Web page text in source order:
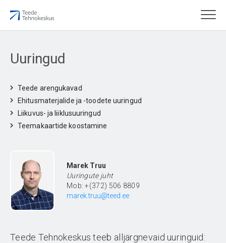
Teede Tehnokeskus teeb alljärgnevaid uuringuid:
Uuringud
Teede arengukavad
Ehitusmaterjalide ja -toodete uuringud
Liikuvus- ja liiklusuuringud
Teemakaartide koostamine
Marek Truu
Uuringute juht
Mob: +(372) 506 8809
marek.truu@teed.ee